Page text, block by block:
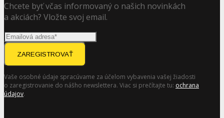
Chcete byť včas informovaný o našich novinkách
a akciách? Vložte svoj email.
ZAREGISTROVAŤ
Vaše osobné údaje spracúvame za účelom vybavenia vašej žiadosti
o zaregistrovanie do nášho newslettera. Viac si prečítajte tu: ochrana
údajov.